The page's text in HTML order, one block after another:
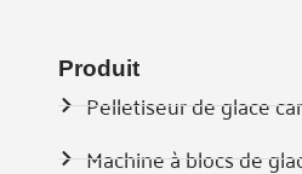
Produit
Pelletiseur de glace
Machine à blocs de